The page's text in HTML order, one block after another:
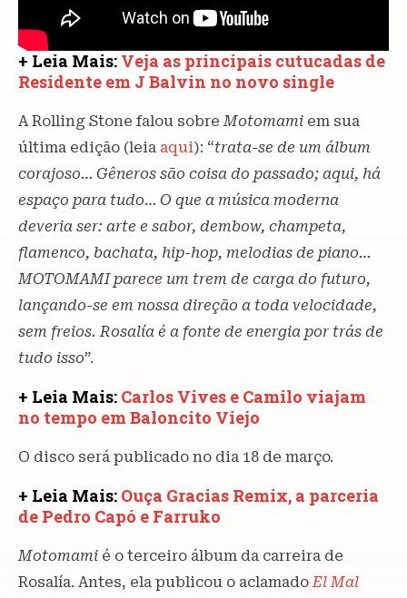
+ Leia Mais: Veja as principais cutucadas de
Residente em J Balvin no novo single
A Rolling Stone falou sobreMotomami em sua
última edição (leia aqui): “trata-se de um álbum
corajoso… Gêneros são coisa do passado; aqui, há
espaço para tudo… O que a música moderna
deveria ser: arte e sabor, dembow, champeta,
flamenco, bachata, hip-hop, melodias de piano…
MOTOMAMI parece um trem de carga do futuro,
lançando-se em nossa direção a toda velocidade,
sem freios. Rosalía é a fonte de energia por trás de
tudo isso”.
+ Leia Mais: Carlos Vives e Camilo viajam
no tempo em Baloncito Viejo
O disco será publicado no dia 18 de março.
+ Leia Mais: Ouça Gracias Remix, a parceria
de Pedro Capó e Farruko
Motomami é o terceiro álbum da carreira de
Rosalía. Antes, ela publicou o aclamadoEl Mal